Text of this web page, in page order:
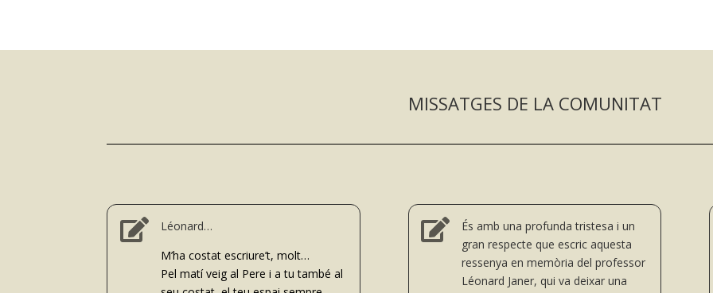
MISSATGES DE LA COMUNITAT

Léonard…
M’ha costat escriure’t, molt…
Pel matí veig al Pere i a tu també al

És amb una profunda tristesa i un
gran respecte que escric aquesta
ressenya en memòria del professor
Léonard Janer, qui va deixar una